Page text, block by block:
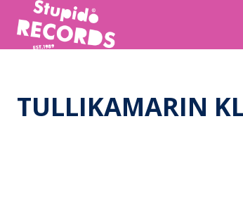
Stupido
Records
Booking
TULLIKAMARIN